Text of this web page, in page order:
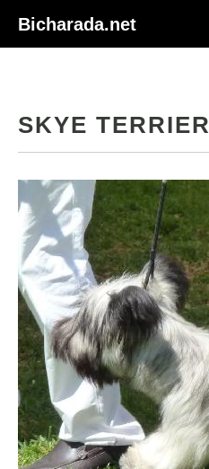
Bicharada.net
SKYE TERRIER